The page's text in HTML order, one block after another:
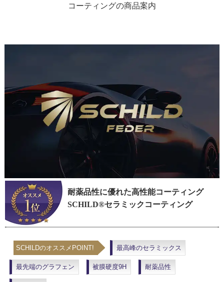
コーティングの商品案内
耐薬品性に優れた高性能コーティング
SCHILD®セラミックコーティング
SCHILDのオススメPOINT! 最高峰のセラミックス
最先端のグラフェン 被膜硬度9H 耐薬品性